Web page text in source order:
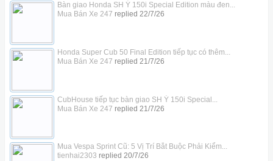
Bàn giao Honda SH Ý 150i Special Edition màu đen...
Mua Bán Xe 247 replied 22/7/26
Honda Super Cub 50 Final Edition tiếp tục có thêm...
Mua Bán Xe 247 replied 21/7/26
CubHouse tiếp tục bàn giao SH Ý 150i Special...
Mua Bán Xe 247 replied 21/7/26
Mua Vespa Sprint Cũ: 5 Vị Trí Bắt Buộc Phải Kiểm...
tienhai2303 replied 20/7/26